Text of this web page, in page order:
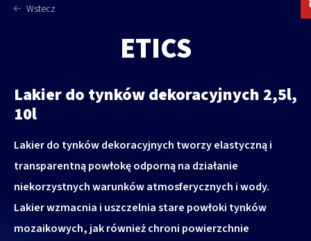
Wstecz
ETICS
Lakier do tynków dekoracyjnych 2,5l,
10l
Lakier do tynków dekoracyjnych tworzy elastyczną i
transparentną powłokę odporną na działanie
niekorzystnych warunków atmosferycznych i wody.
Lakier wzmacnia i uszczelnia stare powłoki tynków
mozaikowych, jak również chroni powierzchnie